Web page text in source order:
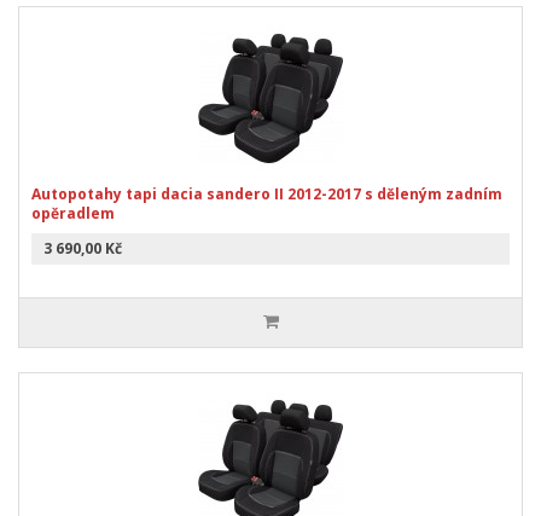
Autopotahy tapi dacia sandero II 2012-2017 s děleným zadním
opěradlem
3 690,00 Kč